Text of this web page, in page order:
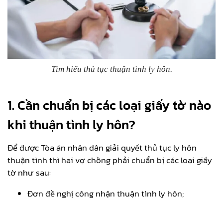
Tìm hiểu thủ tục thuận tình ly hôn.
1. Cần chuẩn bị các loại giấy tờ nào
khi thuận tình ly hôn?
Để được Tòa án nhân dân giải quyết thủ tục ly hôn
thuận tình thì hai vợ chồng phải chuẩn bị các loại giấy
tờ như sau:
Đơn đề nghị công nhận thuận tình ly hôn;